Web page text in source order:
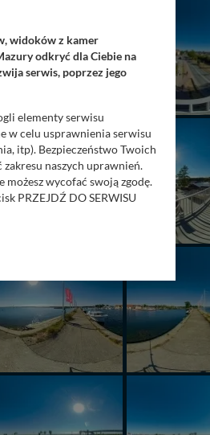
widoków z kamer
odkryć dla Ciebie na
serwis, poprzez jego
elementy serwisu
w celu usprawnienia serwisu
itp). Bezpieczeństwo Twoich
naszych uprawnień.
możesz wycofać swoją zgodę.
PRZEJDŹ DO SERWISU
danych z formularza
z siedzibą ul. Wiejska 17,
lub usunięcia, zabronić ich
tych plików - w pewnych